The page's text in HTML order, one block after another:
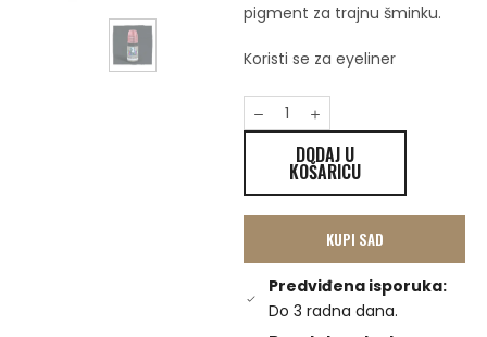
pigment za trajnu šminku.
Koristi se za eyeliner
DODAJ U
KOŠARICU
KUPI SAD
Predviđena isporuka:
Do 3 radna dana.